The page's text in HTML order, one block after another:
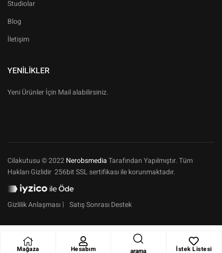
Mağaza Hesabım arama İstek Listesi
Studiolar
Blog
İletişim
YENILIKLER
Yeni Ürünler İçin Mail alabilirsiniz.
Cilakutusu © 2022NerobsmediaTarafından Yapılmıştır. Tüm
Hakları Gizlidir 256bit SSL sertifikası ile korunmaktadır.
Gizlilik Anlaşması Satış Sonrası Destek